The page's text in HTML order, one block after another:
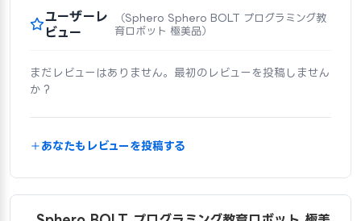
ユーザーレ
ビュー
（Sphero Sphero BOLT プログラミング教
育ロボット 極美品）
まだレビューはありません。最初のレビューを投稿しません
か？
あなたもレビューを投稿する